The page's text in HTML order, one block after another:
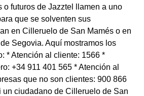
o futuros de Jazztel llamen a uno
que se solventen sus
en Cilleruelo de San Mamés o en
Segovia. Aquí mostramos los
* Atención al cliente: 1566 *
+34 911 401 565 * Atención al
que no son clientes: 900 866
un ciudadano de Cilleruelo de San